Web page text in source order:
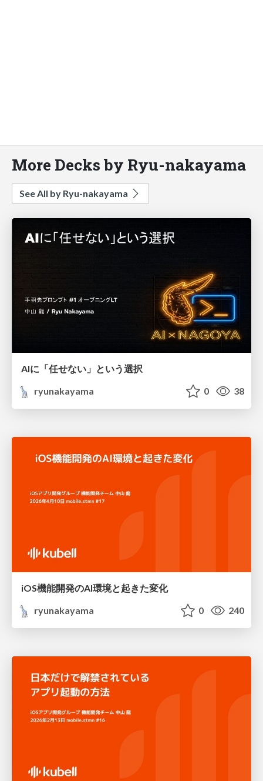
More Decks by Ryu-nakayama
See All by Ryu-nakayama
AIに「任せない」という選択
ryunakayama
0 38
iOS機能開発のAI環境と起きた変化
ryunakayama
0 240